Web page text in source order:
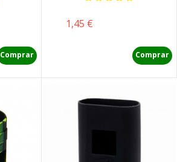
Comprar
Precio
1,45 €
Comprar